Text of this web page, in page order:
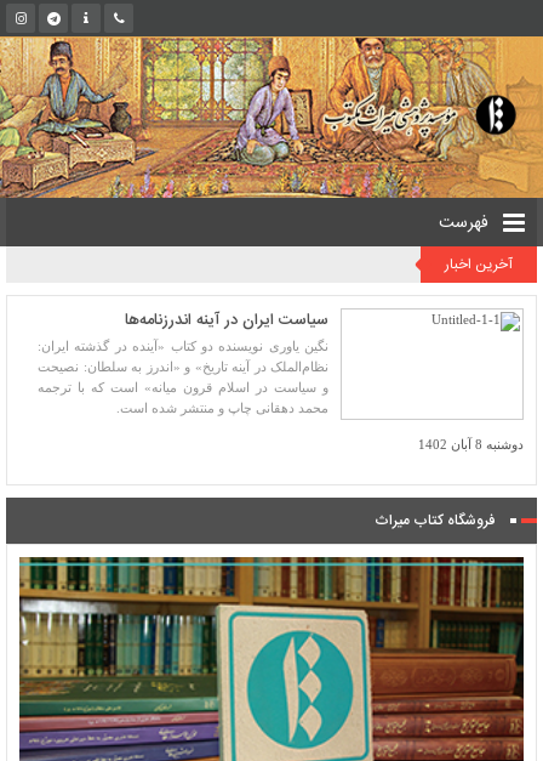
فهرست
آخرین اخبار
سیاست ایران در آینه اندرزنامه‌ها
نگین یاوری نویسنده دو کتاب «آینده در گذشته ایران:
نظام‌الملک در آینه تاریخ» و «اندرز به سلطان: نصیحت
و سیاست در اسلام قرون میانه» است که با ترجمه
محمد دهقانی چاپ و منتشر شده است.
دوشنبه 8 آبان 1402
فروشگاه کتاب میراث